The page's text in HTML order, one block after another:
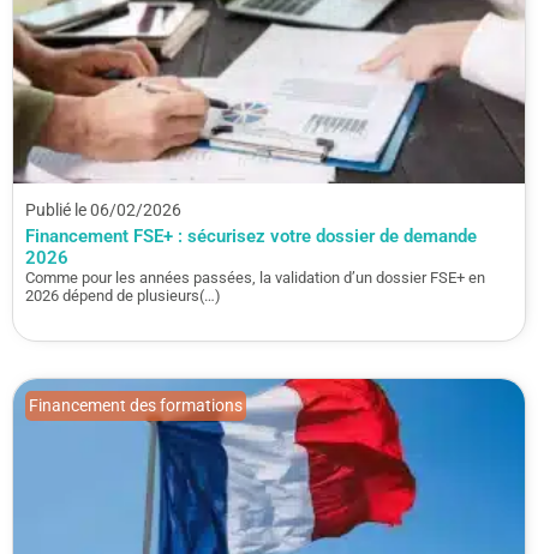
Publié le 06/02/2026
Financement FSE+ : sécurisez votre dossier de demande
2026
Comme pour les années passées, la validation d’un dossier FSE+ en
2026 dépend de plusieurs(…)
Financement des formations